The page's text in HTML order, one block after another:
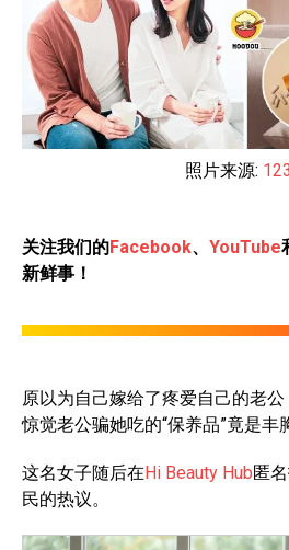
照片来源:
关注我们的Facebook、 YouTube
新鲜事！
原以为自己嫁给了疼爱自己的老
惊觉老公骗她吃的“保养品”竟是丰
这名女子随后在Hi Beauty Hub匿
民的热议。